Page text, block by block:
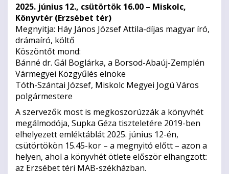
2025. június 12., csütörtök 16.00 – Miskolc,
Könyvtér (Erzsébet tér)
Megnyitja: Háy János József Attila-díjas magyar író,
drámaíró, költő
Köszöntőt mond:
Bánné dr. Gál Boglárka, a Borsod-Abaúj-Zemplén
Vármegyei Közgyűlés elnöke
Tóth-Szántai József, Miskolc Megyei Jogú Város
polgármestere
A szervezők most is megkoszorúzzák a könyvhét
megálmodója, Supka Géza tiszteletére 2019-ben
elhelyezett emléktáblát 2025. június 12-én,
csütörtökön 15.45-kor – a megnyitó előtt – azon a
helyen, ahol a könyvhét ötlete először elhangzott:
az Erzsébet téri MAB-székházban.